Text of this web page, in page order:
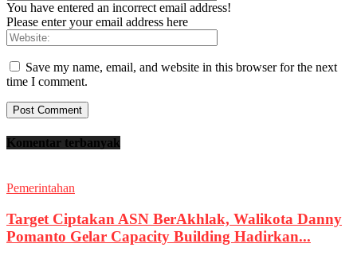
You have entered an incorrect email address!
Please enter your email address here
Save my name, email, and website in this browser for the next
time I comment.
Komentar terbanyak
Pemerintahan
Target Ciptakan ASN BerAkhlak, Walikota Danny
Pomanto Gelar Capacity Building Hadirkan...